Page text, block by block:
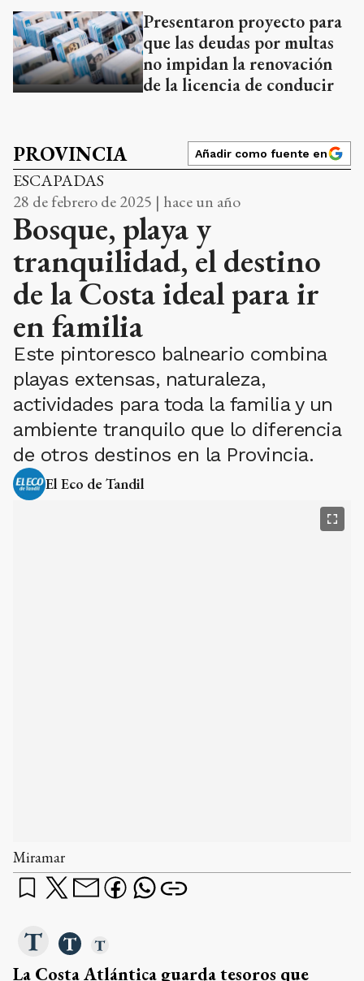
Presentaron proyecto para
que las deudas por multas
no impidan la renovación
de la licencia de conducir
PROVINCIA Añadir como fuente en
ESCAPADAS
28 de febrero de 2025 | hace un año
Bosque, playa y
tranquilidad, el destino
de la Costa ideal para ir
en familia
Este pintoresco balneario combina
playas extensas, naturaleza,
actividades para toda la familia y un
ambiente tranquilo que lo diferencia
de otros destinos en la Provincia.
El Eco de Tandil
combinan tranquilidad, naturaleza y
entretenimiento. Algunos destinos se
destacan por sus playas amplias, ideales para
relajarse, y otros por sus opciones culturales y
recreativas pensadas para toda la familia.